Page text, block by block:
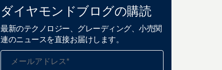
ダイヤモンドブログの購読
最新のテクノロジー、グレーディング、小売関
連のニュースを直接お届けします。